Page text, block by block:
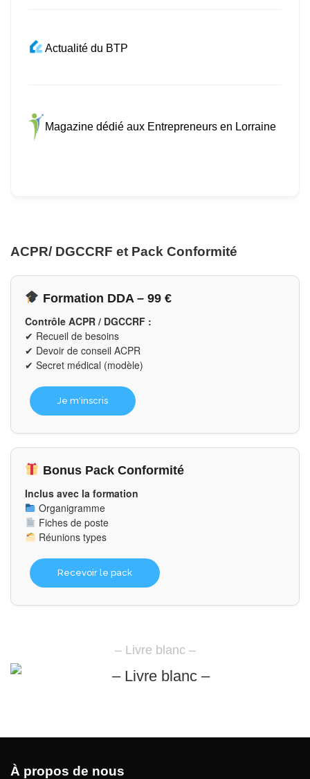
Actualité du BTP
Magazine dédié aux Entrepreneurs en Lorraine
ACPR/ DGCCRF et Pack Conformité
Formation DDA – 99 €
Contrôle ACPR / DGCCRF :
✔ Recueil de besoins
✔ Devoir de conseil ACPR
✔ Secret médical (modèle)
Je m'inscris
Bonus Pack Conformité
Inclus avec la formation
Organigramme
Fiches de poste
Réunions types
Recevoir le pack
– Livre blanc –
À propos de nous